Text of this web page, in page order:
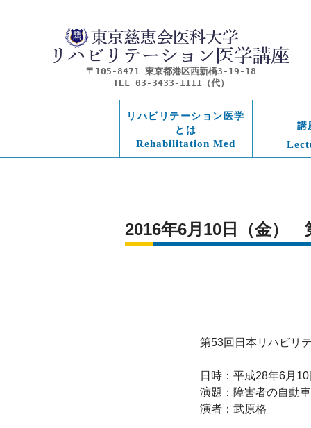
〒105-8471 東京都港区西新橋3-19-18
TEL 03-3433-1111（代）
リハビリテーション医学
とは
Rehabilitation Med
講
2016年6月10日（金）
第53回日本リハビリ
日時：平成28年6月
演題：障害者の自動